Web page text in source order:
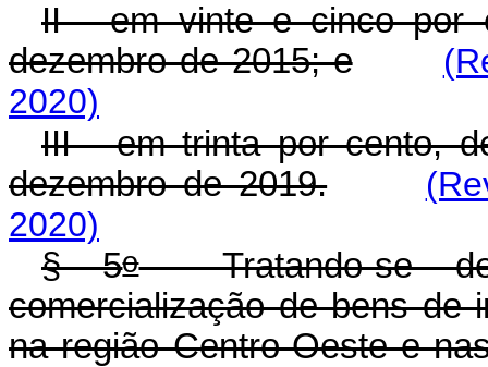
II - em vinte e cinco por
dezembro de 2015; e
2020)
III - em trinta por cento,
dezembro de 2019.
2020)
§ 5oTratando-se de
comercialização de bens de
na região Centro-Oeste e